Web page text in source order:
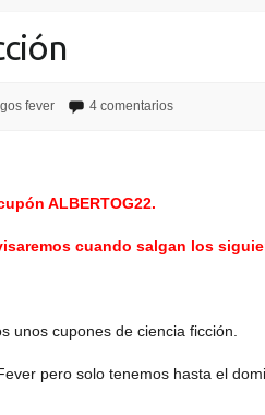
fever 4 comentarios
ALBERTOG22.
cuando salgan los
unos cupones de ciencia ficción.
pero solo tenemos hasta el